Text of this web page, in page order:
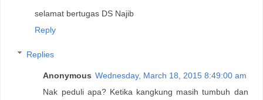
selamat bertugas DS Najib
Reply
Replies
Anonymous Wednesday, March 18, 2015 8:49:00 am
Nak peduli apa? Ketika kangkung masih tumbuh dan